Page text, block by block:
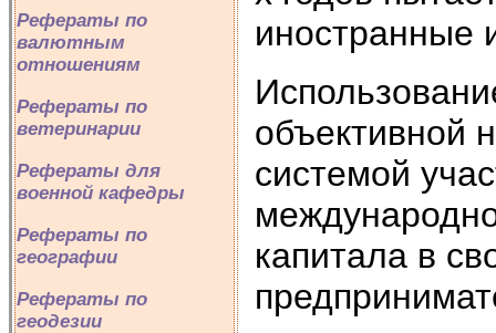
Рефераты по
валютным
отношениям
Рефераты по
ветеринарии
Рефераты для
военной кафедры
Рефераты по
географии
Рефераты по
геодезии
иностранные
объективной
системой
капитала в